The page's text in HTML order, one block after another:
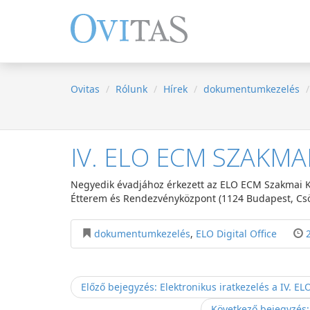
Ovitas Rólunk Hírek dokumentumkezelés
IV. ELO ECM
Negyedik évadjához érkezett az ELO ECM
Étterem és Rendezvényközpont (1124 Budapest,
dokumentumkezelés, ELO Digital Office
B
e
Előző bejegyzés: Elektronikus iratkezelés a IV.